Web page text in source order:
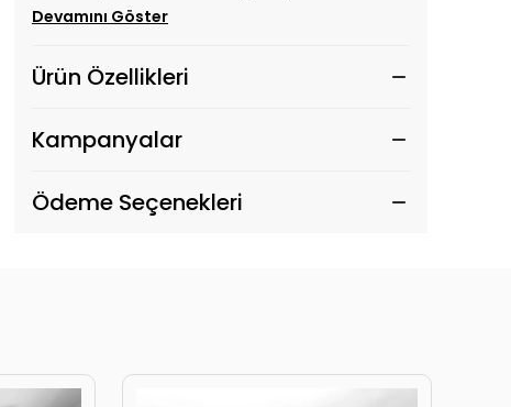
Devamını Göster
Ürün Özellikleri
Kampanyalar
Ödeme Seçenekleri